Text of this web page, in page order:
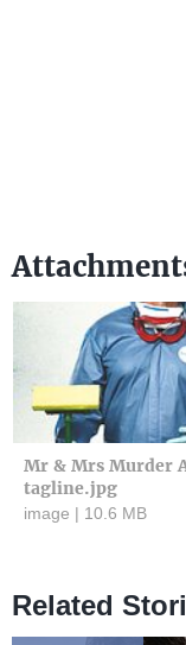
Mr & Mrs Murder
tagline.jpg
image | 10.6 MB
Related